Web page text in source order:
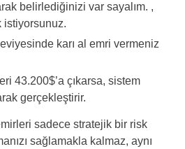
belirlediğinizi var sayalım. ,
istiyorsunuz.
karı al emri vermeniz
43.200$’a çıkarsa, sistem
gerçekleştirir.
sadece stratejik bir risk
sağlamakla kalmaz, aynı